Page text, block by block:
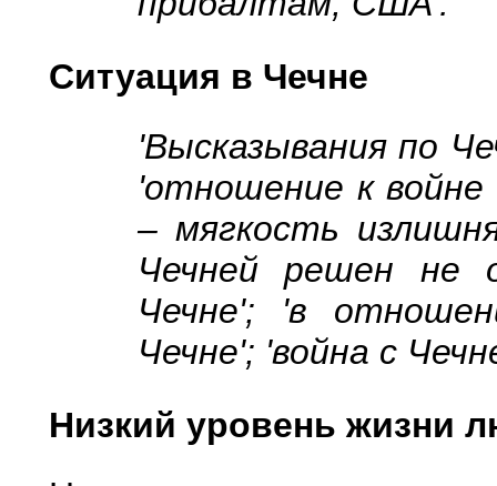
Ситуация в Чечне
'Высказывания по
'отношение к войне
– мягкость
Чечней решен не
Чечне'; 'в
Чечне'; 'война с
Низкий уровень жизни